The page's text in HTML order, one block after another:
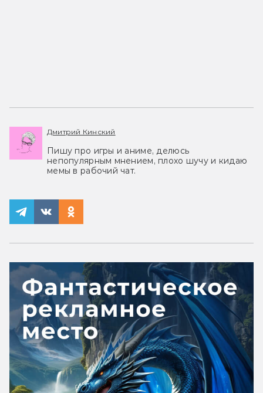
Дмитрий Кинский
Пишу про игры и аниме, делюсь
непопулярным мнением, плохо шучу и кидаю
мемы в рабочий чат.